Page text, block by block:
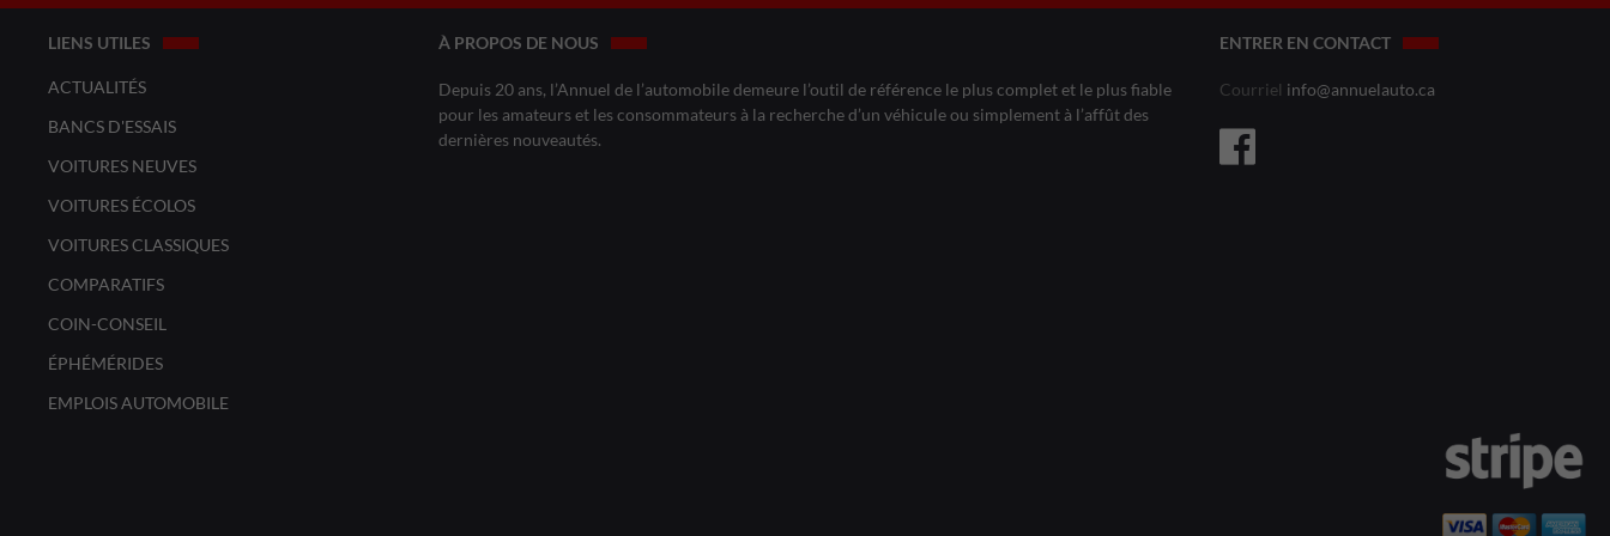
LIENS UTILES
ACTUALITÉS
BANCS D'ESSAIS
VOITURES NEUVES
VOITURES ÉCOLOS
VOITURES CLASSIQUES
COMPARATIFS
COIN-CONSEIL
ÉPHÉMÉRIDES
EMPLOIS AUTOMOBILE
À PROPOS DE NOUS
Depuis 20 ans, l’Annuel de l’automobile demeure l’outil de référence le plus complet et le plus fiable
pour les amateurs et les consommateurs à la recherche d’un véhicule ou simplement à l’affût des
dernières nouveautés.
ENTRER EN CONTACT
Courriel info@annuelauto.ca